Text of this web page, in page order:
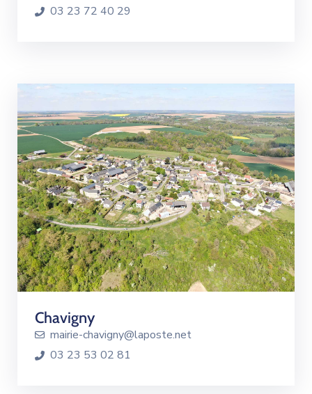
03 23 72 40 29
Chavigny
mairie-chavigny@laposte.net
03 23 53 02 81